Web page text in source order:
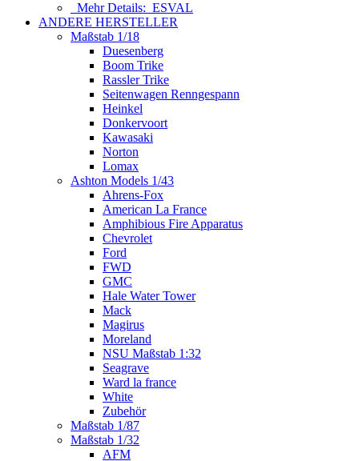
Mehr Details: ESVAL
ANDERE HERSTELLER
Maßstab 1/18
Duesenberg
Boom Trike
Rassler Trike
Seitenwagen Renngespann
Heinkel
Donkervoort
Kawasaki
Norton
Lomax
Ashton Models 1/43
Ahrens-Fox
American La France
Amphibious Fire Apparatus
Chevrolet
Ford
FWD
GMC
Hale Water Tower
Mack
Magirus
Moreland
NSU Maßstab 1:32
Seagrave
Ward la france
White
Zubehör
Maßstab 1/87
Maßstab 1/32
AFM